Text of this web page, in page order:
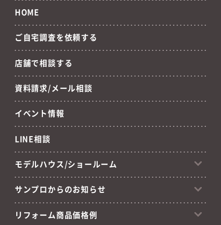
HOME
ご自宅調査を依頼する
店舗で相談する
資料請求/メール相談
イベント情報
LINE相談
モデルハウス/ショールーム
サンプロからのお知らせ
リフォーム商品価格例